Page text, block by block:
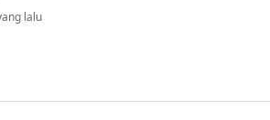
lalu